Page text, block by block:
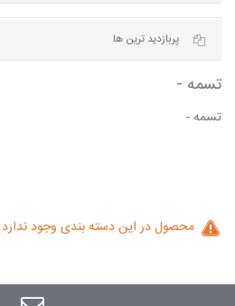
آخرین مطالب
مطالب پیشنهادی
تسمه -
محصول در این دسته بندی وجود ندارد